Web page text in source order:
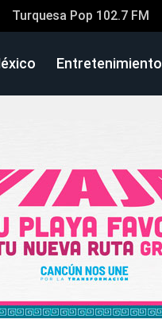
Turquesa Pop 102.7 FM
Entretenimiento